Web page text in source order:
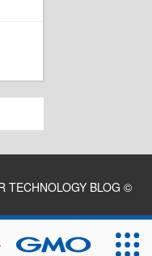
TECHNOLOGY BLOG ©